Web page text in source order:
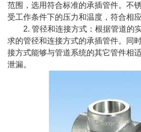
范围，选用符合标准的承插管件。 不
受工作条件下的压力和温度，符合相
2. 管径和连接方式：根据管道的
求的管径和连接方式的承插管件。同
接方式能够与管道系统的其它管件相
泄漏。